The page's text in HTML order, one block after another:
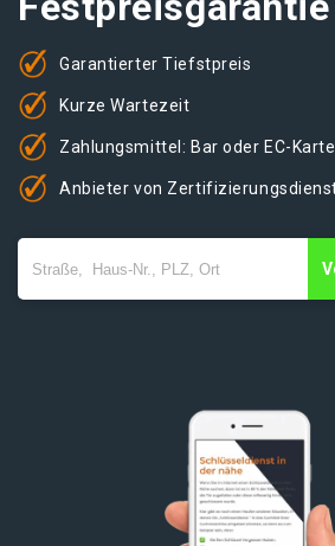
Garantierter Tiefstpreis
Kurze Wartezeit
Zahlungsmittel: Bar oder EC-Karte
Anbieter von